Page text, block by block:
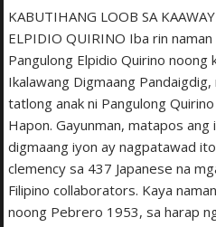
KABUTIHANG LOOB SA
ELPIDIO QUIRINO Iba rin
Pangulong Elpidio Quirino noong
Ikalawang Digmaang
tatlong anak ni Pangulong
Hapon. Gayunman, matapos
digmaang iyon ay nagpatawad
clemency sa 437 Japanese na
Filipino collaborators. Kaya
noong Pebrero 1953, sa harap